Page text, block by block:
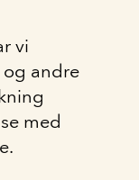
vi
andre
med